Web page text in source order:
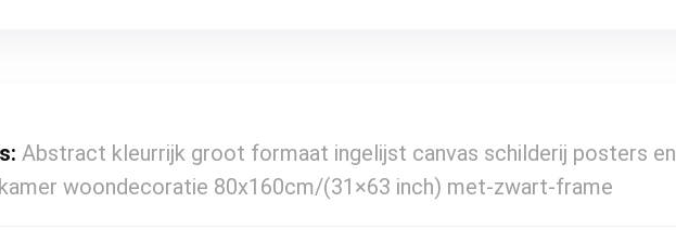
Abstract kleurrijk groot formaat ingelijst canvas schilderij posters
woondecoratie 80x160cm/(31×63 inch) met-zwart-frame